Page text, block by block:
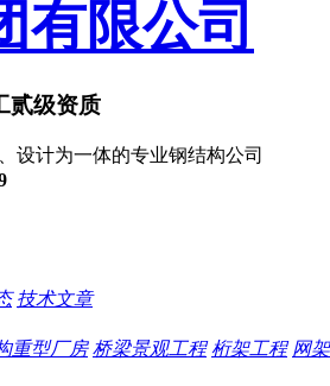
贰级资质
设计为一体的专业钢结构公司
技术文章
重型厂房 桥梁景观工程 桁架工程 网